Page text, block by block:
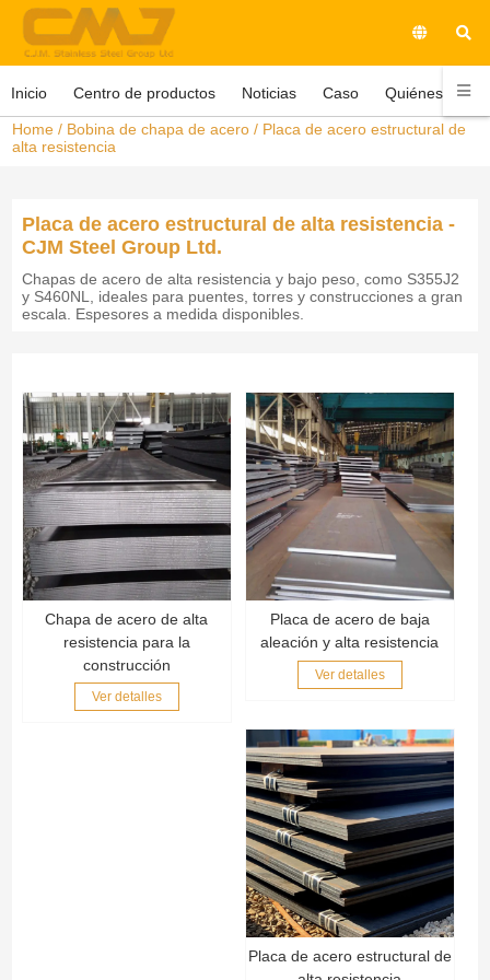
Inicio Centro de productos Noticias Caso Quiénes
Home / Bobina de chapa de acero / Placa de acero estructural de
alta resistencia
Placa de acero estructural de alta resistencia -
CJM Steel Group Ltd.
Chapas de acero de alta resistencia y bajo peso, como S355J2
y S460NL, ideales para puentes, torres y construcciones a gran
escala. Espesores a medida disponibles.
Chapa de acero de alta
resistencia para la
construcción
Ver detalles
Placa de acero de baja
aleación y alta resistencia
Ver detalles
Placa de acero estructural de